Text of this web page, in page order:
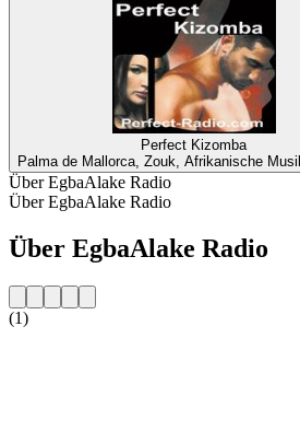
Perfect Kizomba
Palma de Mallorca, Zouk, Afrikanische
Über EgbaAlake Radio
Über EgbaAlake Radio
Über EgbaAlake Radio
(1)